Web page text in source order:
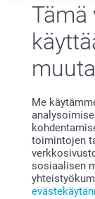
Tämä
Me
toimintojen
sosiaalisen